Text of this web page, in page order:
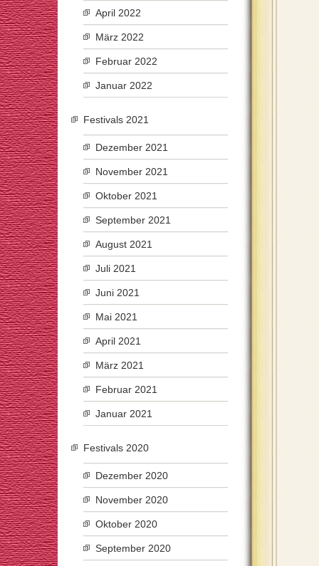
April 2022
März 2022
Februar 2022
Januar 2022
Festivals 2021
Dezember 2021
November 2021
Oktober 2021
September 2021
August 2021
Juli 2021
Juni 2021
Mai 2021
April 2021
März 2021
Februar 2021
Januar 2021
Festivals 2020
Dezember 2020
November 2020
Oktober 2020
September 2020